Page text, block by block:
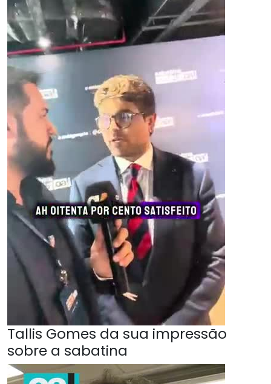
Tallis Gomes da sua impressão
sobre a sabatina